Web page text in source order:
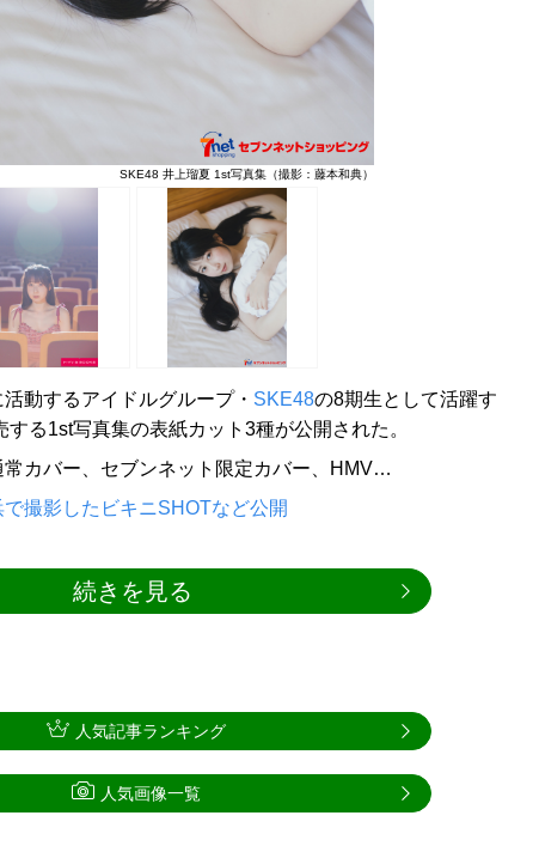
SKE48 井上瑠夏 1st写真集（撮影：藤本和典）
動するアイドルグループ・ SKE48の8期生として活躍す
する1st写真集の表紙カット3種が公開された。
カバー、セブンネット限定カバー、HMV…
で撮影したビキニSHOTなど公開
続きを見る
人気記事ランキング
人気画像一覧